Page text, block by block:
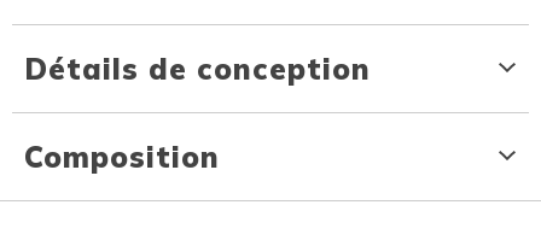
Détails de conception
Composition